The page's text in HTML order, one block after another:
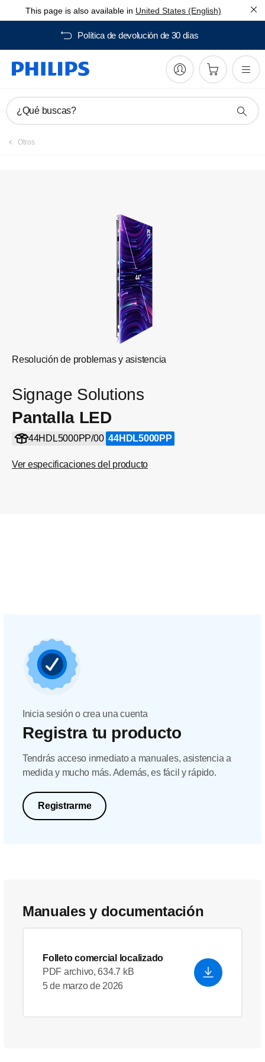
This page is also available in United States (English)
Política de devolución de
¿Qué buscas?
Otros
Resolución de problemas y asistencia
Signage Solutions
Pantalla LED
44HDL5000PP/00 44HDL5000PP
Ver especificaciones del producto
Registrar producto
Inicia sesión o crea una cuenta
Registra tu producto
Tendrás acceso inmediato a manuales, asistencia a
medida y mucho más. Además, es fácil y rápido.
Registrarme
Manuales y documentación
Folleto comercial localizado
PDF archivo, 634.7 kB
5 de marzo de 2026